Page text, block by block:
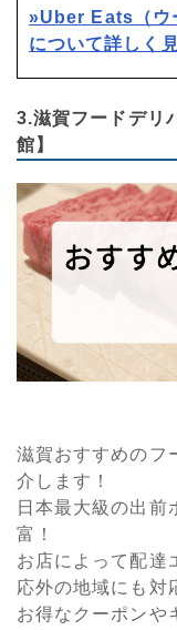
»Uber Eats（ウ
について詳しく
3.滋賀フードデリ
館】
滋賀おすすめのフ
介します！
日本最大級の出前
富！
お店によって配達
応外の地域にも対
お得なクーポンや